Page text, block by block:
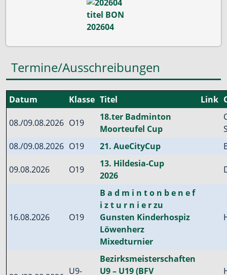
Termine/Ausschreibungen
Datum Klasse Titel Link
08./09.08.2026 O19
18.ter Badminton
Moorteufel Cup
08./09.08.2026 O19 21. AueCityCup
09.08.2026 O19
13. Hildesia-Cup
2026
16.08.2026 O19
B a d m i n t o n b e n e f
i z t u r n i e r zu
Gunsten Kinderhospiz
Löwenherz
Mixedturnier
U9-
Bezirksmeisterschaften
U9 – U19 (BFV